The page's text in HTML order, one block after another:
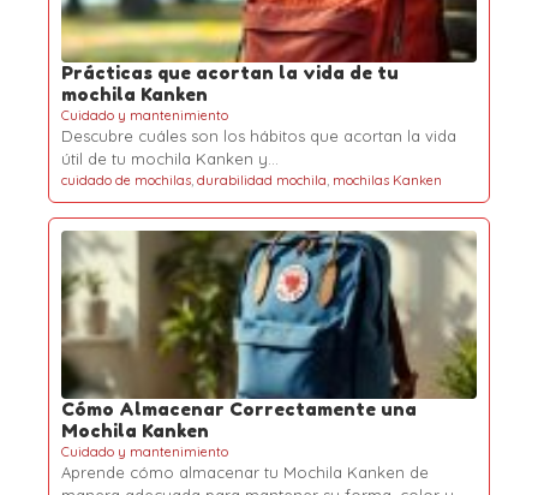
Prácticas que acortan la vida de tu
mochila Kanken
Cuidado y mantenimiento
Descubre cuáles son los hábitos que acortan la vida
útil de tu mochila Kanken y…
cuidado de mochilas, durabilidad mochila, mochilas Kanken
Cómo Almacenar Correctamente una
Mochila Kanken
Cuidado y mantenimiento
Aprende cómo almacenar tu Mochila Kanken de